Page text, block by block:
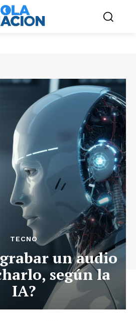
TECNO
un audio
según la
IA?